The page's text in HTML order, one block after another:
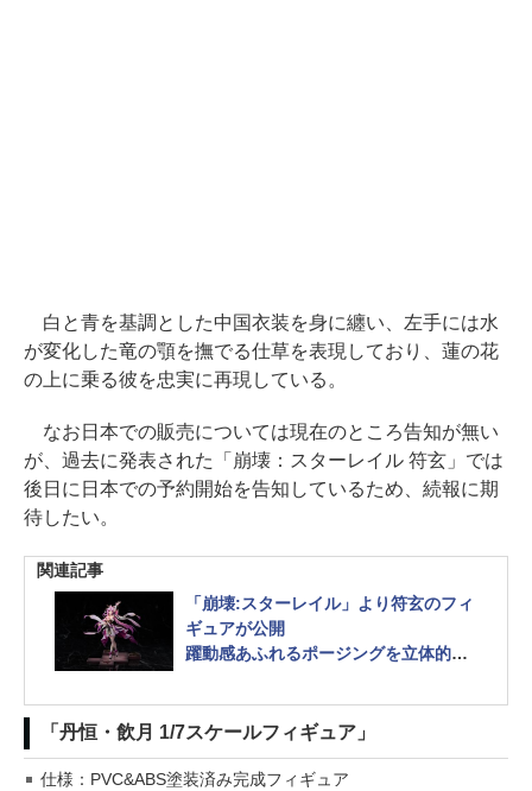
白と青を基調とした中国衣装を身に纏い、左手には水
が変化した竜の顎を撫でる仕草を表現しており、蓮の花
の上に乗る彼を忠実に再現している。
なお日本での販売については現在のところ告知が無い
が、過去に発表された「崩壊：スターレイル 符玄」では
後日に日本での予約開始を告知しているため、続報に期
待したい。
関連記事
「崩壊:スターレイル」より符玄のフィ
ギュアが公開
躍動感あふれるポージングを立体的に
「丹恒・飲月 1/7スケールフィギュア」
仕様：PVC&ABS塗装済み完成フィギュア